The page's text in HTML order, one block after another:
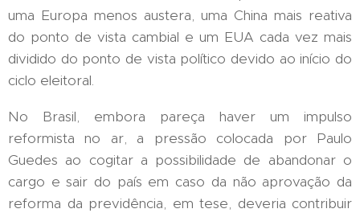
uma Europa menos austera, uma China mais reativa
do ponto de vista cambial e um EUA cada vez mais
dividido do ponto de vista político devido ao início do
ciclo eleitoral.
No Brasil, embora pareça haver um impulso
reformista no ar, a pressão colocada por Paulo
Guedes ao cogitar a possibilidade de abandonar o
cargo e sair do país em caso da não aprovação da
reforma da previdência, em tese, deveria contribuir